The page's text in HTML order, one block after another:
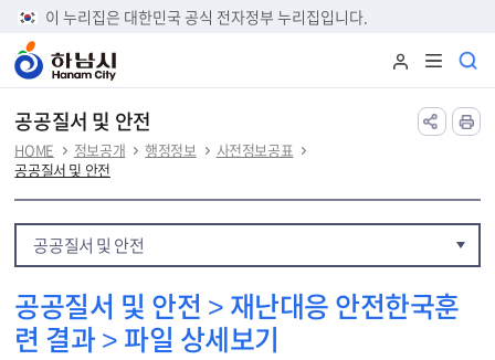
본문 바로가기
이 누리집은 대한민국 공식 전자정부 누리집입니다.
공공질서 및 안전
HOME 정보공개 행정정보
사전정보공표
공공질서 및 안전
공공질서 및 안전
공공질서 및 안전 > 재난대응 안전한국훈
련 결과 > 파일 상세보기